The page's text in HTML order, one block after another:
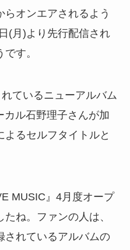
オンエアされるよう
(月)より先行配信され
す。
ているニューアルバム
カル石野理子さんが加
よるセルフタイトルと
MUSIC』4月度オープ
ね。ファンの人は、
されているアルバムの